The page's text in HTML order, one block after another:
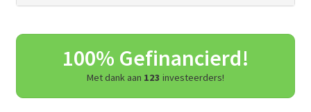
100% Gefinancierd!
Met dank aan 123 investeerders!